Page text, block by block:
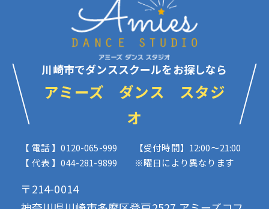
川崎市でダンススクールをお探しなら
アミーズ ダンス スタジ
オ
【 電話 】0120-065-999
【 代表 】044-281-9899
【受付時間】12:00〜21:00
※曜日により異なります
〒214-0014